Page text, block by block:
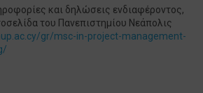
και δηλώσεις ενδιαφέροντος,
του Πανεπιστημίου Νεάπολις
gr/msc-in-project-management-